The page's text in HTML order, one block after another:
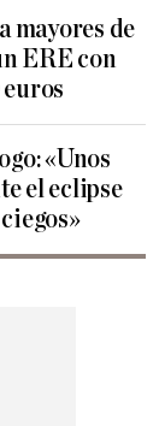
mayores de
ERE con
«Unos
el eclipse